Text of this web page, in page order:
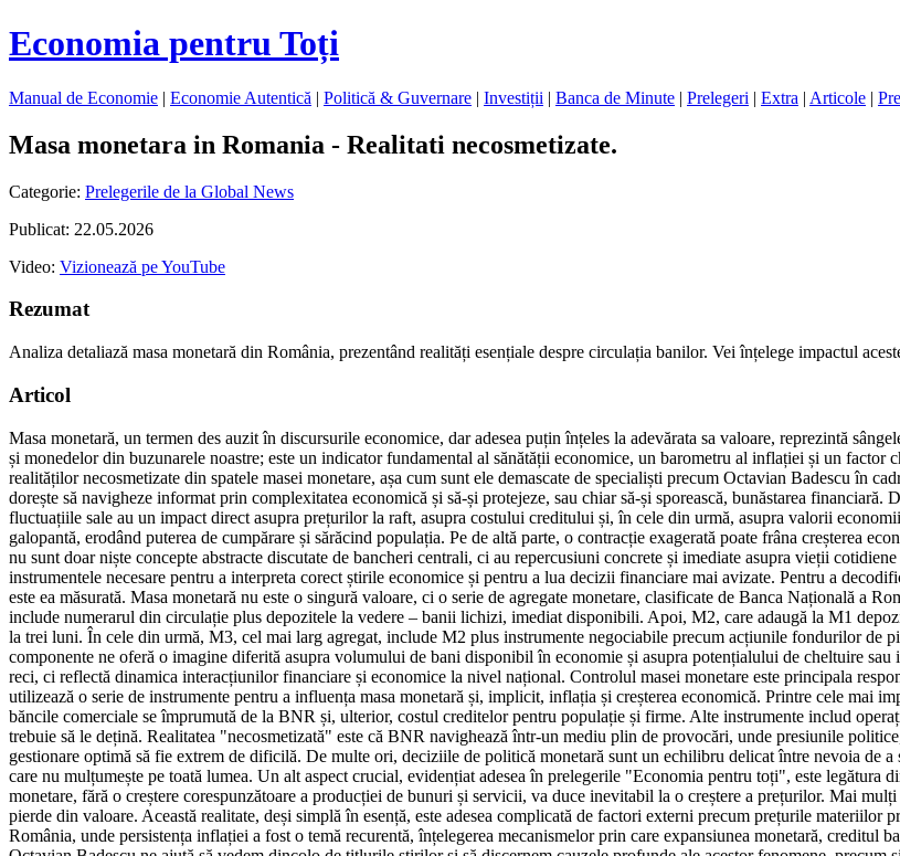
Economia pentru Toți
Manual de Economie | Economie Autentică | Politică & Guvernare | Investiții | Banca de Minute | Prelegeri | Extra | Articole |
Masa monetara in Romania - Realitati necosmetizate.
Categorie: Prelegerile de la Global News
Publicat: 22.05.2026
Video: Vizionează pe YouTube
Rezumat
Analiza detaliază masa monetară din România, prezentând realități esențiale despre circulația banilor. Vei înțelege impactul
Articol
Masa monetară, un termen des auzit în discursurile economice, dar adesea puțin înțeles la adevărata sa valoare, reprezintă
și monedelor din buzunarele noastre; este un indicator fundamental al sănătății economice, un barometru al inflației și un factor
realităților necosmetizate din spatele masei monetare, așa cum sunt ele demascate de specialiști precum Octavian Badescu în
dorește să navigheze informat prin complexitatea economică și să-și protejeze, sau chiar să-și sporească, bunăstarea financiară.
fluctuațiile sale au un impact direct asupra prețurilor la raft, asupra costului creditului și, în cele din urmă, asupra valorii
galopantă, erodând puterea de cumpărare și sărăcind populația. Pe de altă parte, o contracție exagerată poate frâna creșterea
nu sunt doar niște concepte abstracte discutate de bancheri centrali, ci au repercusiuni concrete și imediate asupra vieții
instrumentele necesare pentru a interpreta corect știrile economice și pentru a lua decizii financiare mai avizate. Pentru a
este ea măsurată. Masa monetară nu este o singură valoare, ci o serie de agregate monetare, clasificate de Banca Națională a
include numerarul din circulație plus depozitele la vedere – banii lichizi, imediat disponibili. Apoi, M2, care adaugă la M1
la trei luni. În cele din urmă, M3, cel mai larg agregat, include M2 plus instrumente negociabile precum acțiunile fondurilor de
componente ne oferă o imagine diferită asupra volumului de bani disponibil în economie și asupra potențialului de cheltuire
reci, ci reflectă dinamica interacțiunilor financiare și economice la nivel național. Controlul masei monetare este principala
utilizează o serie de instrumente pentru a influența masa monetară și, implicit, inflația și creșterea economică. Printre cele mai
băncile comerciale se împrumută de la BNR și, ulterior, costul creditelor pentru populație și firme. Alte instrumente includ
trebuie să le dețină. Realitatea "necosmetizată" este că BNR navighează într-un mediu plin de provocări, unde presiunile
gestionare optimă să fie extrem de dificilă. De multe ori, deciziile de politică monetară sunt un echilibru delicat între nevoia de
care nu mulțumește pe toată lumea. Un alt aspect crucial, evidențiat adesea în prelegerile "Economia pentru toți", este legătura
monetare, fără o creștere corespunzătoare a producției de bunuri și servicii, va duce inevitabil la o creștere a prețurilor. Mai
pierde din valoare. Această realitate, deși simplă în esență, este adesea complicată de factori externi precum prețurile
România, unde persistența inflației a fost o temă recurentă, înțelegerea mecanismelor prin care expansiunea monetară, creditul